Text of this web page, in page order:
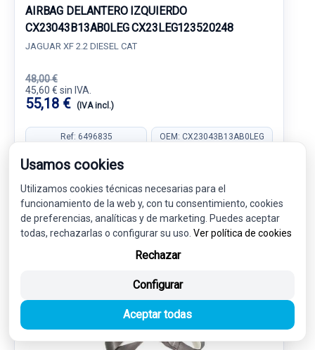
AIRBAG DELANTERO IZQUIERDO
CX23043B13AB0LEG CX23LEG123520248
JAGUAR XF 2.2 DIESEL CAT
48,00 €
45,60 € sin IVA.
55,18 € (IVA incl.)
Ref: 6496835 OEM: CX23043B13AB0LEG
Envío 24-48h
Usamos cookies
Utilizamos cookies técnicas necesarias para el
funcionamiento de la web y, con tu consentimiento, cookies
de preferencias, analíticas y de marketing. Puedes aceptar
todas, rechazarlas o configurar su uso. Ver política de cookies
Rechazar
Configurar
Aceptar todas